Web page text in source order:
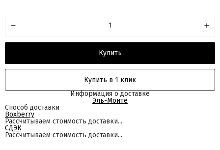
Купить
Купить в 1 клик
Информация о доставке
Эль-Монте
Способ доставки
Boxberry
Рассчитываем стоимость доставки...
СДЭК
Рассчитываем стоимость доставки...